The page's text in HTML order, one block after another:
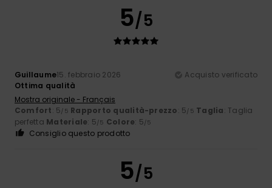
5/5
Guillaume15. febbraio 2026
Acquisto verificato
Ottima qualità
Mostra originale - Français
Comfort: 5/5 Rapporto qualità-prezzo: 5/5 Taglia: Taglia
perfetta Materiale: 5/5 Colore: 5/5
Consiglio questo prodotto
5/5